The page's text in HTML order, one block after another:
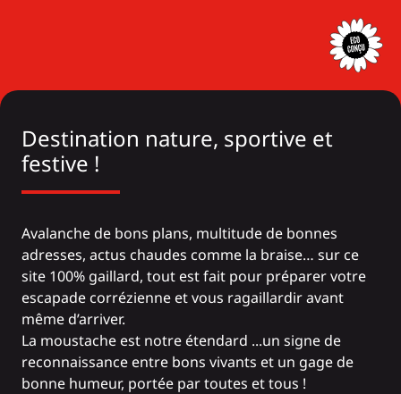
Destination nature, sportive et
festive !
Avalanche de bons plans, multitude de bonnes
adresses, actus chaudes comme la braise… sur ce
site 100% gaillard, tout est fait pour préparer votre
escapade corrézienne et vous ragaillardir avant
même d’arriver.
La moustache est notre étendard ...un signe de
reconnaissance entre bons vivants et un gage de
bonne humeur, portée par toutes et tous !